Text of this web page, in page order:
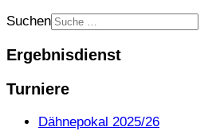
Suchen
Ergebnisdienst
Turniere
Dähnepokal 2025/26